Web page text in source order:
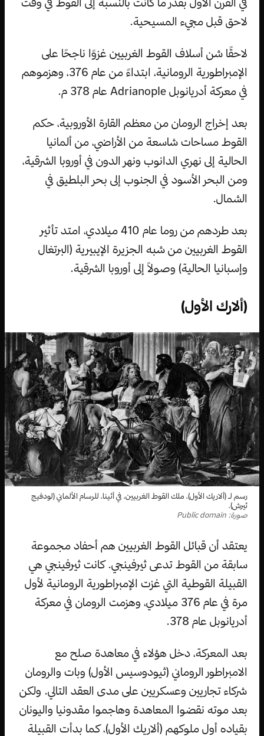
لاحق قبل مجيء المسيحية.
لاحقًا شن أسلاف القوط الغربيين غزوًا ناجحًا على
الإمبراطورية الرومانية، ابتداءً من عام 376، وهزموهم
في معركة أدريانوبل Adrianople عام 378 م.
بعد إخراج الرومان من معظم القارة الأوروبية، حكم
القوط مساحات شاسعة من الأراضي، من ألمانيا
الحالية إلى نهري الدانوب ونهر الدون في أوروبا الشرقية،
ومن البحر الأسود في الجنوب إلى بحر البلطيق في
الشمال.
بعد طردهم من روما عام 410 ميلادي، امتد تأثير
القوط الغربيين من شبه الجزيرة الإيبيرية (البرتغال
وإسبانيا الحالية) وصولاً إلى أوروبا الشرقية.
(ألارك الأول)
رسم لـ (ألاريك الأول)، ملك القوط الغربيين، في أثينا، للرسام الألماني (لودفيج
ثيرش).
صورة: Public domain
يعتقد أن قبائل القوط الغربيين هم أحفاد مجموعة
سابقة من القوط تدعى ثيرفينجي. كانت ثيرفينجي هي
القبيلة القوطية التي غزت الإمبراطورية الرومانية لأول
مرة في عام 376 ميلادي، وهزمت الرومان في معركة
أدريانوبل عام 378.
بعد المعركة، دخل هؤلاء في معاهدة صلح مع
الامبراطور الروماني (ثيودوسيس الأول) وبات والرومان
شركاء تجاريين وعسكريين على مدى العقد التالي. ولكن
بعد موته نقضوا المعاهدة وهاجموا مقدونيا واليونان
بقياده أول ملوكهم (ألاريك الأول)، كما بدأت القبيلة